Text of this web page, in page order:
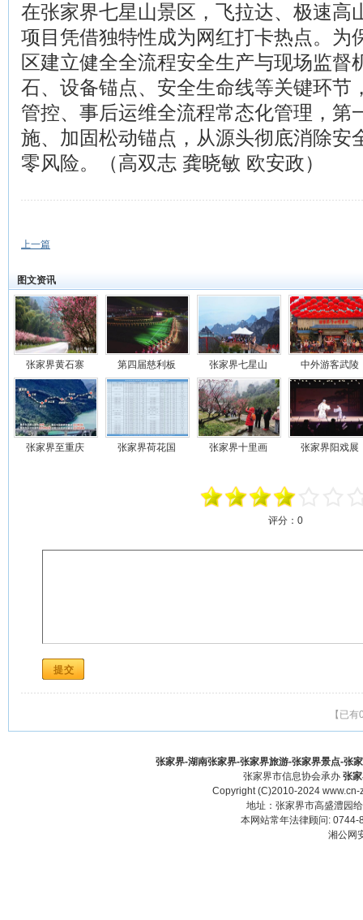
在张家界七星山景区，飞拉达、极速高
项目凭借独特性成为网红打卡热点。为
区建立健全全流程安全生产与现场监督
石、设备锚点、安全生命线等关键环节
管控、事后运维全流程常态化管理，第
施、加固松动锚点，从源头彻底消除安
零风险。（高双志 龚晓敏 欧安政）
上一篇
图文资讯
张家界黄石寨 第四届慈利板 张家界七星山 中外游客武陵
张家界至重庆 张家界荷花国 张家界十里画 张家界阳戏展
评分： 0
【已
张家界-湖南张家界-张家界旅游-张家界景点-张
张家界市信息协会承办 张
Copyright (C)2010-2024
地址：张家界市高盛澧园
本网站常年法律顾问:
湘公网